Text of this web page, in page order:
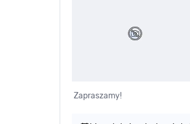
Zapraszamy!